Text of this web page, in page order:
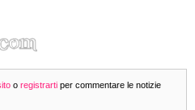
o registrarti per commentare le notizie